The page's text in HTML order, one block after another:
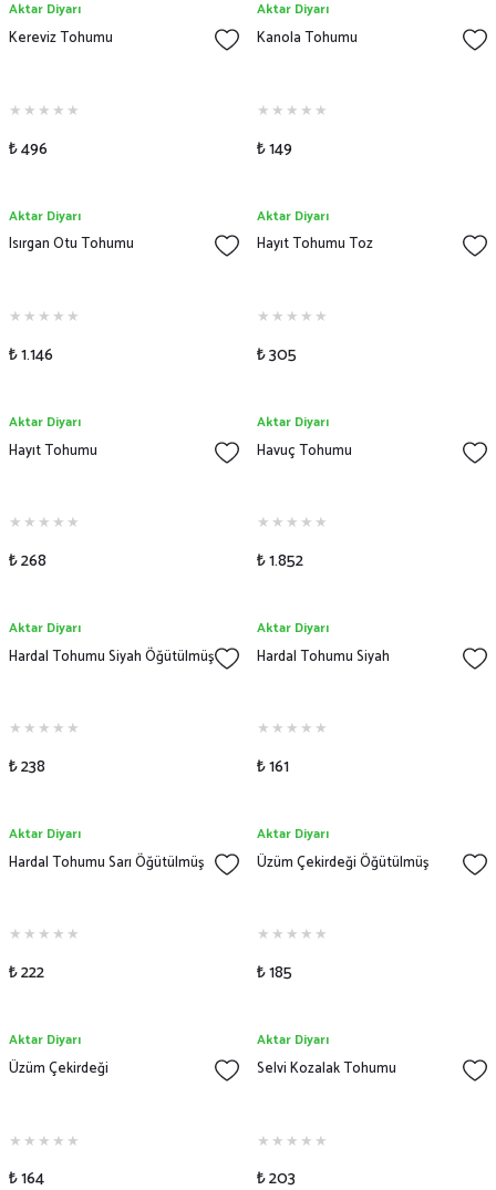
Aktar Diyarı
Kereviz Tohumu
₺ 496
Aktar Diyarı
Kanola Tohumu
₺ 149
Aktar Diyarı
Isırgan Otu Tohumu
₺ 1.146
Aktar Diyarı
Hayıt Tohumu Toz
₺ 305
Aktar Diyarı
Hayıt Tohumu
₺ 268
Aktar Diyarı
Havuç Tohumu
₺ 1.852
Aktar Diyarı
Hardal Tohumu Siyah Öğütülmüş
₺ 238
Aktar Diyarı
Hardal Tohumu Siyah
₺ 161
Aktar Diyarı
Hardal Tohumu Sarı Öğütülmüş
₺ 222
Aktar Diyarı
Üzüm Çekirdeği Öğütülmüş
₺ 185
Aktar Diyarı
Üzüm Çekirdeği
₺ 164
Aktar Diyarı
Selvi Kozalak Tohumu
₺ 203